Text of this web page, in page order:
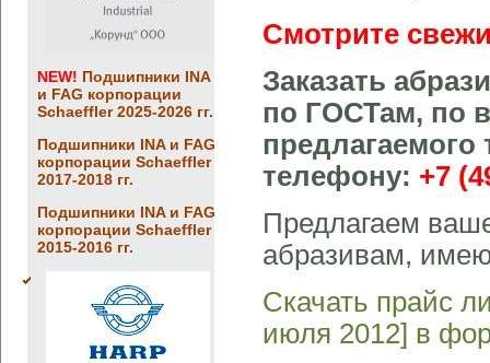
NEW! Подшипники INA
и FAG корпорации
Schaeffler 2025-2026 гг.
Подшипники INA и FAG
корпорации Schaeffler
2017-2018 гг.
Подшипники INA и FAG
корпорации Schaeffler
2015-2016 гг.
Смотрите
Заказать
по ГОСТам, по
телефону: +7
Предлагаем
абразивам,
Скачать прайс
июля 2012] в